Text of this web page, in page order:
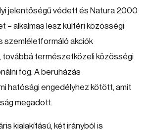
jelentőségű védett és Natura 2000
– alkalmas lesz kültéri közösségi
szemléletformáló akciók
továbbá természetközeli közösségi
fog. A beruházás
hatósági engedélyhez kötött, amit
megadott.
kialakítású, két irányból is